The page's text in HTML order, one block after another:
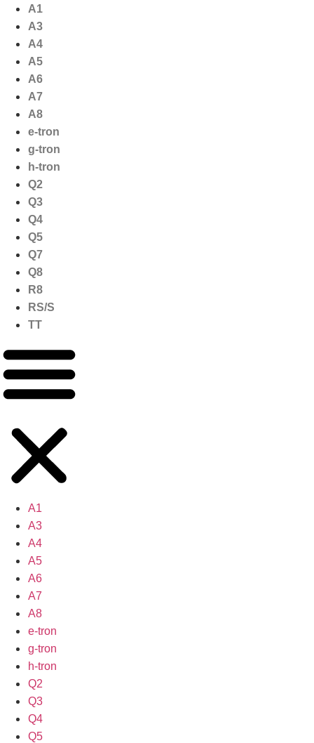
naar
inhoud
A1
A3
A4
A5
A6
A7
A8
e-tron
g-tron
h-tron
Q2
Q3
Q4
Q5
Q7
Q8
R8
RS/S
TT
A1
A3
A4
A5
A6
A7
A8
e-tron
g-tron
h-tron
Q2
Q3
Q4
Q5